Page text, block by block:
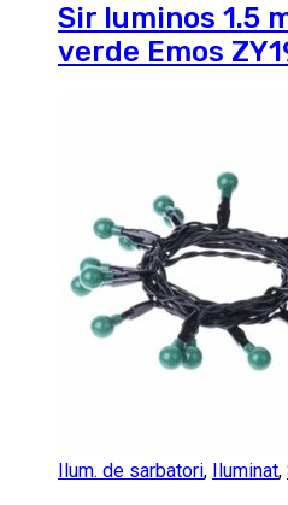
Sir luminos 1.5
verde Emos
Ilum. de sarbatori, Iluminat,